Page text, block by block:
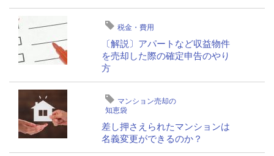
税金・費用
〔解説〕アパートなど収益物件
を売却した際の確定申告のやり
方
マンション売却の
知恵袋
差し押さえられたマンションは
名義変更ができるのか？